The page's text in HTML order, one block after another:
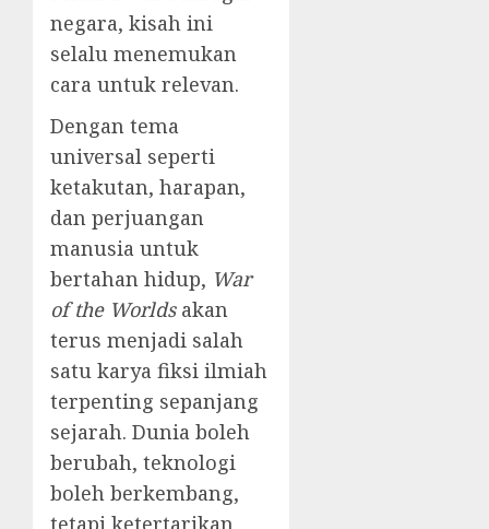
negara, kisah ini
selalu menemukan
cara untuk relevan.
Dengan tema
universal seperti
ketakutan, harapan,
dan perjuangan
manusia untuk
bertahan hidup, War
of the Worldsakan
terus menjadi salah
satu karya fiksi ilmiah
terpenting sepanjang
sejarah. Dunia boleh
berubah, teknologi
boleh berkembang,